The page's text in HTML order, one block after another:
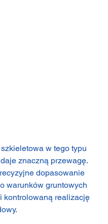
w tego typu
znaczną przewagę.
dopasowanie
warunków gruntowych
kontrolowaną realizację